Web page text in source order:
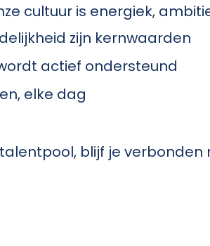
cultuur is energiek,
zijn kernwaarden
actief ondersteund
elke dag
blijf je